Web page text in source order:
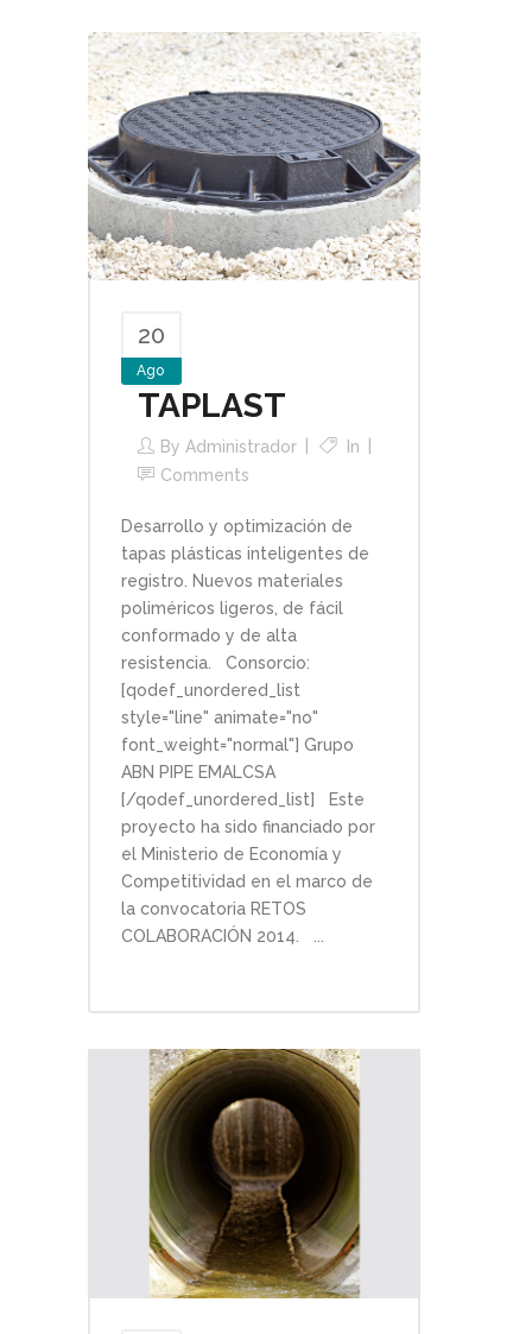
20
Ago
TAPLAST
By Administrador
In
Comments
Desarrollo y optimización de
tapas plásticas inteligentes de
registro. Nuevos materiales
poliméricos ligeros, de fácil
conformado y de alta
resistencia. Consorcio:
[qodef_unordered_list
style="line" animate="no"
font_weight="normal"] Grupo
ABN PIPE EMALCSA
[/qodef_unordered_list] Este
proyecto ha sido financiado por
el Ministerio de Economía y
Competitividad en el marco de
la convocatoria RETOS
COLABORACIÓN 2014. ...